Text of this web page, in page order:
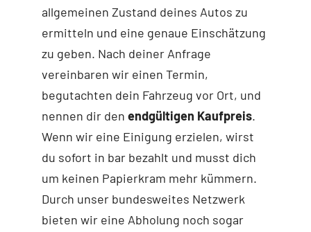
allgemeinen Zustand deines Autos zu
ermitteln und eine genaue Einschätzung
zu geben. Nach deiner Anfrage
vereinbaren wir einen Termin,
begutachten dein Fahrzeug vor Ort, und
nennen dir den endgültigen Kaufpreis.
Wenn wir eine Einigung erzielen, wirst
du sofort in bar bezahlt und musst dich
um keinen Papierkram mehr kümmern.
Durch unser bundesweites Netzwerk
bieten wir eine Abholung noch sogar